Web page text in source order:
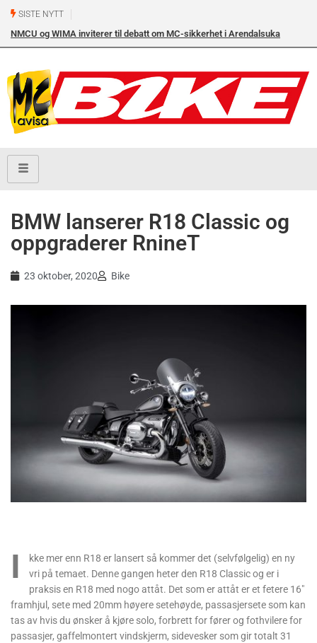
SISTE NYTT
NMCU og WIMA inviterer til debatt om MC-sikkerhet i Arendalsuka
BMW lanserer R18 Classic og
oppgraderer RnineT
23 oktober, 2020 Bike
I
kke mer enn R18 er lansert så kommer det (selvfølgelig) en ny
vri på temaet. Denne gangen heter den R18 Classic og er i
praksis en R18 med nogo attåt. Det som er attåt er et fetere 16″
framhjul, sete med 20mm høyere setehøyde, passasjersete som kan
tas av hvis du ønsker å kjøre solo, forbrett for fører og fothvilere for
passasjer, gaffelmontert vindskjerm, sidevesker som gir totalt 31